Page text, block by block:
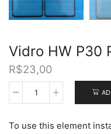
Vidro HW P30
R$23,00
Vidro
PRETO
To use this element